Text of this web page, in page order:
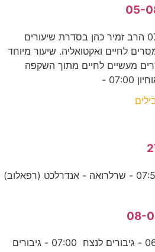
הרב זמיר כהן 06:00 - 07:00 הרב זמיר כהן בסדרת שיעורים
לחיים ואקטואליה. שיעור מיוחד
מעשיים לחיים מתוך השקפה
-
06:00 - קארדיף - ק.פ.ר 07:50 - שרלרואה - אנדרלכט (רפאלוב)
06:00 - גיבורים לנצח 06:30 - גיבורים לנצח 07:00 - גיבורים